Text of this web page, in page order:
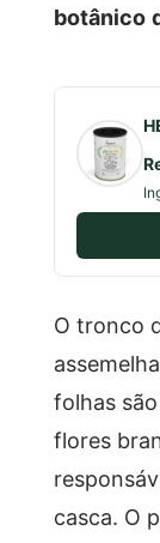
botânico
O tronco
folhas
flores
casca. O